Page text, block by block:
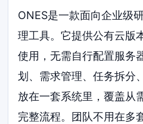
ONES是一款面向企业级
理工具。它提供公有云版
使用，无需自行配置服务
划、需求管理、任务拆分
放在一套系统里，覆盖从
完整流程。团队不用在多